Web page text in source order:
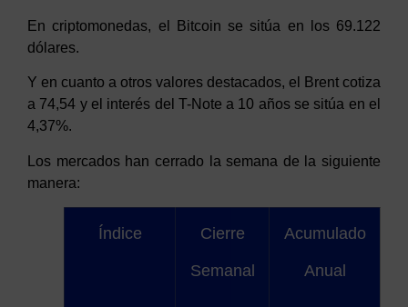
En criptomonedas, el Bitcoin se sitúa en los 69.122
dólares.
Y en cuanto a otros valores destacados, el Brent cotiza
a 74,54 y el interés del T-Note a 10 años se sitúa en el
4,37%.
Los mercados han cerrado la semana de la siguiente
manera:
Índice Cierre
Semanal
Acumulado
Anual